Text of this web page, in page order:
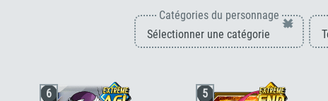
Catégories du personnage ×
6 5